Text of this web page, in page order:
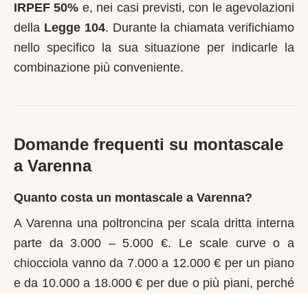
IRPEF 50% e, nei casi previsti, con le agevolazioni
della Legge 104. Durante la chiamata verifichiamo
nello specifico la sua situazione per indicarle la
combinazione più conveniente.
Domande frequenti su montascale
a Varenna
Quanto costa un montascale a Varenna?
A Varenna una poltroncina per scala dritta interna
parte da 3.000 – 5.000 €. Le scale curve o a
chiocciola vanno da 7.000 a 12.000 € per un piano
e da 10.000 a 18.000 € per due o più piani, perché